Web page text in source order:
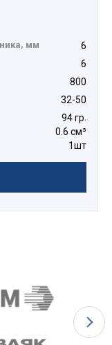
мм 6
6
800
32-50
94 гр.
0.6 см³
1шт